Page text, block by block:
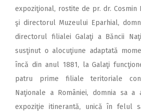
expoziţional, rostite de pr. dr.
şi directorul Muzeului Eparhial,
directorul filialei Galaţi a Băncii
susţinut o alocuţiune adaptată
încă din anul 1881, la Galaţi
patru prime filiale teritoriale
Naţionale a României, domnia sa
expoziţie itinerantă, unică în felul